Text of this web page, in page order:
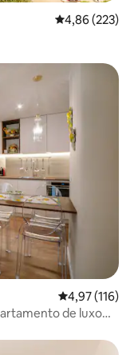
Classificação
4,86 (223)
Classificação
4,97 (116)
de luxo